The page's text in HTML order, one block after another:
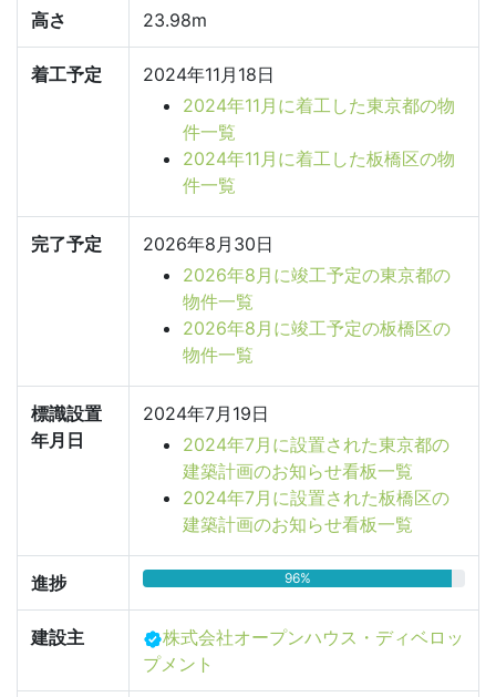
高さ 23.98m
着工予定
2024年11月18日
2024年11月に着工した東京都の物
件一覧
2024年11月に着工した板橋区の物
件一覧
完了予定
2026年8月30日
2026年8月に竣工予定の東京都の
物件一覧
2026年8月に竣工予定の板橋区の
物件一覧
標識設置
年月日
2024年7月19日
2024年7月に設置された東京都の
建築計画のお知らせ看板一覧
2024年7月に設置された板橋区の
建築計画のお知らせ看板一覧
進捗 96%
建設主
株式会社オープンハウス・ディベロッ
プメント